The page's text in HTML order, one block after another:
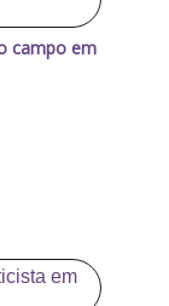
campo em